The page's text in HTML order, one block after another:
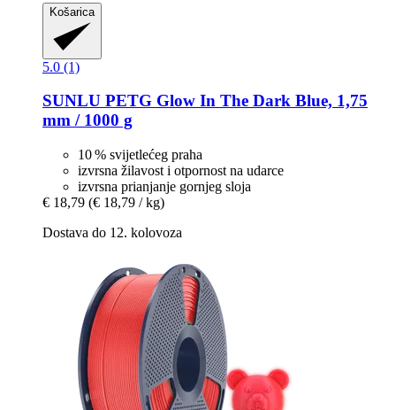
Košarica
5.0 (1)
SUNLU PETG Glow In The Dark Blue, 1,75
mm / 1000 g
10 % svijetlećeg praha
izvrsna žilavost i otpornost na udarce
izvrsna prianjanje gornjeg sloja
€ 18,79 (€ 18,79 / kg)
Dostava do 12. kolovoza